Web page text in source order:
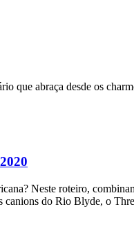
abraça desde os
Neste roteiro,
do Rio Blyde, o